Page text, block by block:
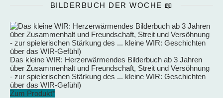
BILDERBUCH DER WOCHE 📖
Das kleine WIR: Herzerwärmendes Bilderbuch ab 3 Jahren
über Zusammenhalt und Freundschaft, Streit und Versöhnung
- zur spielerischen Stärkung des ... kleine WIR: Geschichten
über das WIR-Gefühl)
Zum Produkt*